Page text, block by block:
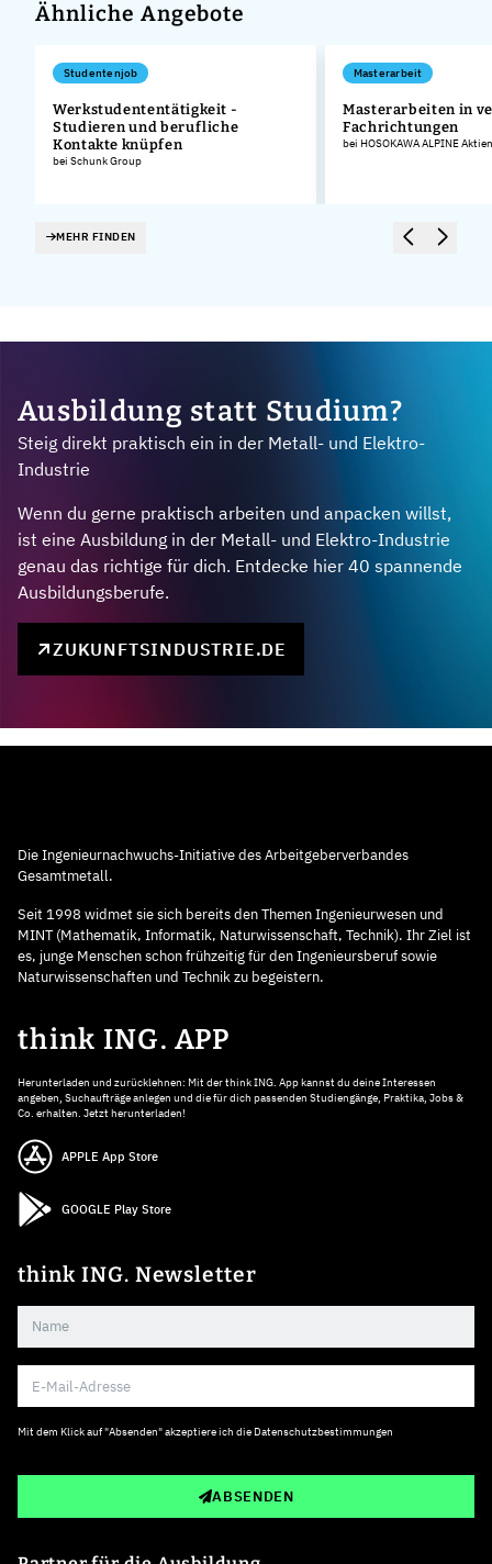
Ähnliche Angebote
Studentenjob
Werkstudententätigkeit -
Studieren und berufliche
Kontakte knüpfen
bei Schunk Group
Masterarbeit
Masterarbeiten in
Fachrichtungen
bei HOSOKAWA ALPINE
MEHR FINDEN
Ausbildung statt Studium?
Steig direkt praktisch ein in der Metall- und Elektro-
Industrie
Wenn du gerne praktisch arbeiten und anpacken willst,
ist eine Ausbildung in der Metall- und Elektro-Industrie
genau das richtige für dich. Entdecke hier 40 spannende
Ausbildungsberufe.
ZUKUNFTSINDUSTRIE.DE
Die Ingenieurnachwuchs-Initiative des Arbeitgeberverbandes
Gesamtmetall.
Seit 1998 widmet sie sich bereits den Themen Ingenieurwesen und
MINT (Mathematik, Informatik, Naturwissenschaft, Technik). Ihr Ziel ist
es, junge Menschen schon frühzeitig für den Ingenieursberuf sowie
Naturwissenschaften und Technik zu begeistern.
think ING. APP
Herunterladen und zurücklehnen: Mit der think ING. App kannst du deine Interessen
angeben, Suchaufträge anlegen und die für dich passenden Studiengänge, Praktika, Jobs &
Co. erhalten. Jetzt herunterladen!
APPLE App Store
GOOGLE Play Store
think ING. Newsletter
Mit dem Klick auf "Absenden" akzeptiere ich die Datenschutzbestimmungen
ABSENDEN